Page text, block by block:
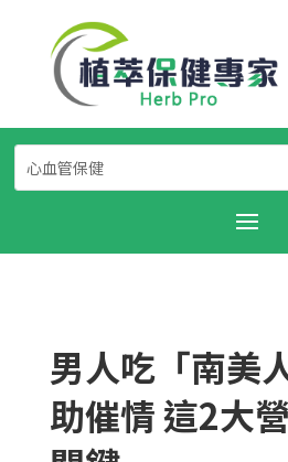
男人吃「南美
助催情 這2大